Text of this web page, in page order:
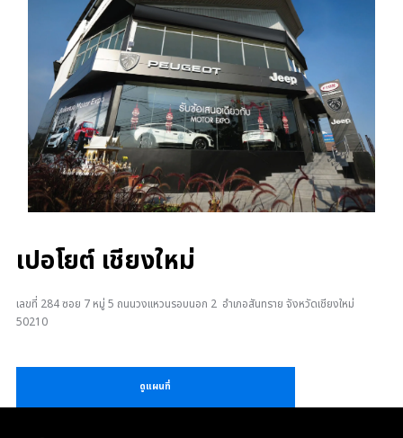
เปอโยต์ เชียงใหม่
เลขที่ 284 ซอย 7 หมู่ 5 ถนนวงแหวนรอบนอก 2 อำเภอสันทราย จังหวัดเชียงใหม่
50210
ดูแผนที่